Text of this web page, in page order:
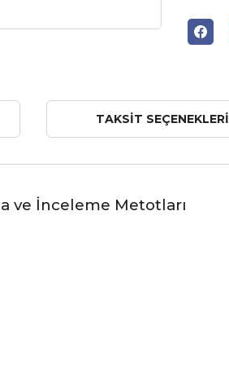
TAKSIT SEÇENEKLERI
ve İnceleme Metotları